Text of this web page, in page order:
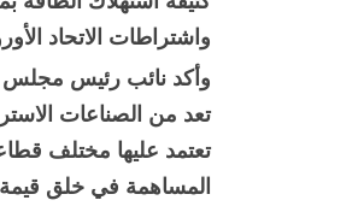
واشتراطات الاتحاد
وأكد نائب رئيس مجلس
تعد من الصناعات
تعتمد عليها مختلف
المساهمة في خلق قيمة